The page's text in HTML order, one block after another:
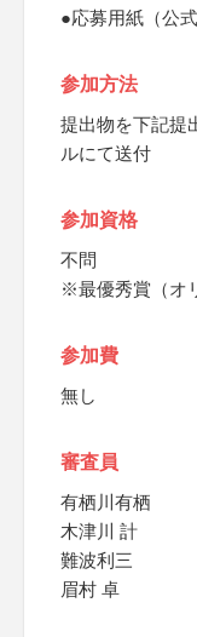
●応募用紙（公
参加方法
提出物を下記提
ルにて送付
参加資格
不問
※最優秀賞（オ
参加費
無し
審査員
有栖川有栖
木津川 計
難波利三
眉村 卓